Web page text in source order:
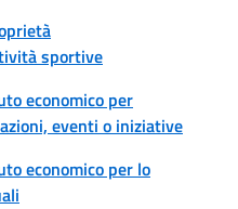
sportive
economico per
eventi o iniziative
economico per lo